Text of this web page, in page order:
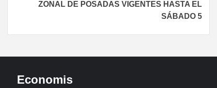
ZONAL DE POSADAS VIGENTES HASTA EL
SÁBADO 5
Economis